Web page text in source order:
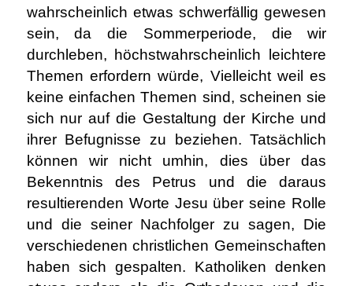
wahrscheinlich etwas schwerfällig gewesen
sein, da die Sommerperiode, die wir
durchleben, höchstwahrscheinlich leichtere
Themen erfordern würde, Vielleicht weil es
keine einfachen Themen sind, scheinen sie
sich nur auf die Gestaltung der Kirche und
ihrer Befugnisse zu beziehen. Tatsächlich
können wir nicht umhin, dies über das
Bekenntnis des Petrus und die daraus
resultierenden Worte Jesu über seine Rolle
und die seiner Nachfolger zu sagen, Die
verschiedenen christlichen Gemeinschaften
haben sich gespalten. Katholiken denken